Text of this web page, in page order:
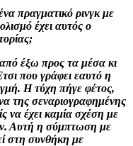
πραγματικό ρινγκ με
έχει αυτός ο
έξω προς τα μέσα κι
που γράφει εαυτό η
Η τύχη πήγε φέτος,
της σεναριογραφημένης
να έχει καμία σχέση με
Αυτή η σύμπτωση με
στη συνθήκη με